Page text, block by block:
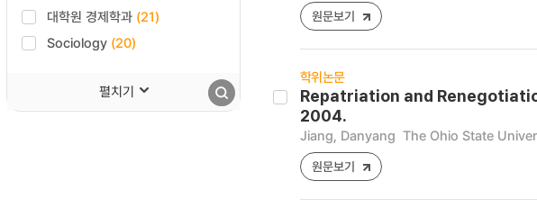
대학원 경제학과 (21)
Sociology (20)
펼치기
원문보기
학위논문
Repatriation and
2004.
Jiang, Danyang The Ohio State
원문보기